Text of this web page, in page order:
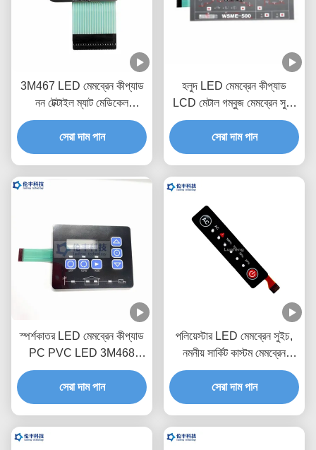
3M467 LED মেমব্রেন কীপ্যাড
নন টেক্টাইল ম্যাট মেডিকেল
ইকুইপমেন্ট
সেরা দাম পান
হলুদ LED মেমব্রেন কীপ্যাড
LCD মেটাল গম্বুজ মেমব্রেন সুইচ
কীবোর্ড
সেরা দাম পান
স্পর্শকাতর LED মেমব্রেন কীপ্যাড
PC PVC LED 3M468
জলরোধী নমনীয় ঝিল্লি সুইচ
সেরা দাম পান
পলিয়েস্টার LED মেমব্রেন সুইচ,
নমনীয় সার্কিট কাস্টম মেমব্রেন
কীপ্যাড
সেরা দাম পান